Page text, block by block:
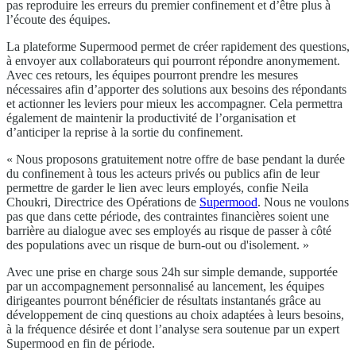
pas reproduire les erreurs du premier confinement et d’être plus à
l’écoute des équipes.
La plateforme Supermood permet de créer rapidement des questions,
à envoyer aux collaborateurs qui pourront répondre anonymement.
Avec ces retours, les équipes pourront prendre les mesures
nécessaires afin d’apporter des solutions aux besoins des répondants
et actionner les leviers pour mieux les accompagner. Cela permettra
également de maintenir la productivité de l’organisation et
d’anticiper la reprise à la sortie du confinement.
« Nous proposons gratuitement notre offre de base pendant la durée
du confinement à tous les acteurs privés ou publics afin de leur
permettre de garder le lien avec leurs employés, confie Neila
Choukri, Directrice des Opérations de Supermood. Nous ne voulons
pas que dans cette période, des contraintes financières soient une
barrière au dialogue avec ses employés au risque de passer à côté
des populations avec un risque de burn-out ou d'isolement. »
Avec une prise en charge sous 24h sur simple demande, supportée
par un accompagnement personnalisé au lancement, les équipes
dirigeantes pourront bénéficier de résultats instantanés grâce au
développement de cinq questions au choix adaptées à leurs besoins,
à la fréquence désirée et dont l’analyse sera soutenue par un expert
Supermood en fin de période.